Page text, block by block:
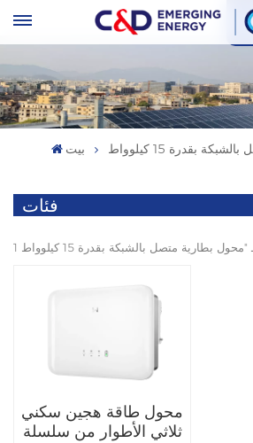
بيت بقدرة 15 كيلوواط
فئات
محول طاقة هجين سكني
ثلاثي الأطوار من سلسلة